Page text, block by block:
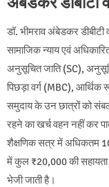
डॉ. भीमराव अंबेडकर
सामाजिक न्याय एवं
अनुसूचित जाति (SC),
पिछड़ा वर्ग (MBC),
समुदाय के उन छात्रों को
रहने का खर्च वहन नहीं कर
शैक्षणिक सत्र में अधिकतम
में कुल ₹20,000 की
भेजी जाती है।